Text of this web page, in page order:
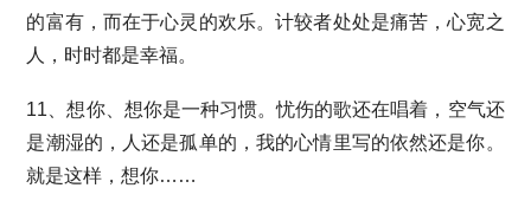
的富有，而在于心灵的欢乐。计较者处处是痛苦，心宽之
人，时时都是幸福。
11、想你、想你是一种习惯。忧伤的歌还在唱着，空气还
是潮湿的，人还是孤单的，我的心情里写的依然还是你。
就是这样，想你……